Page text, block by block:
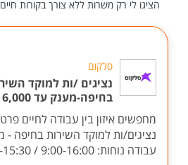
הציגו לי רק משרות ללא צורך בקורות חיים
סלקום
נציגים /ות למוקד
בחיפה-מענק עד 6,000 (ברוטו)*
מחפשים איזון בין עבודה לחיים
נציגים/ות למוקד השירות בחיפה
עבודה נוחות: 9:00-16:00 / 08:30-15:30 ות...